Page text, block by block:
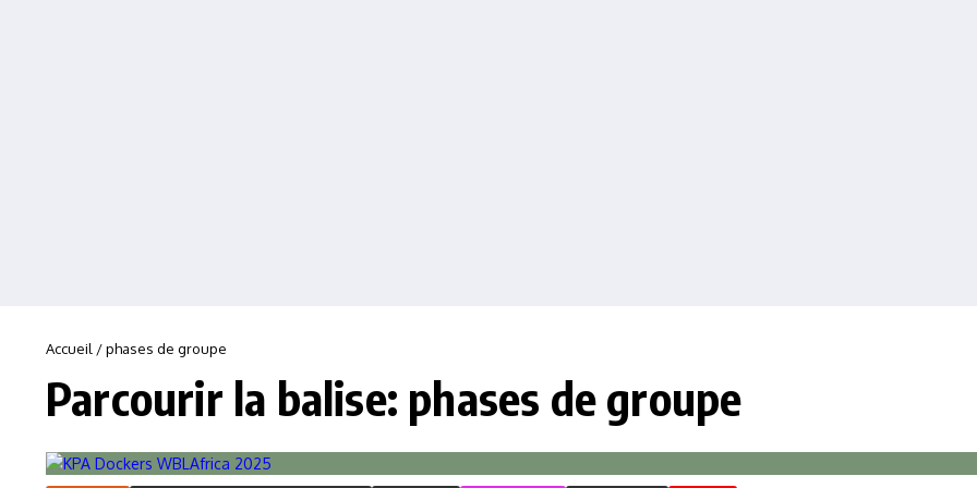
Accueil /phases de groupe
Parcourir la balise: phases de groupe